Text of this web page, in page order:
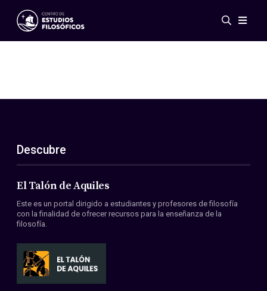
Eventos
ES
EN
Acerca de nosotros
Miembros
Convenios
Descubre
El Talón de Aquiles
Este es un portal dirigido a estudiantes y profesores de filosofía
con la finalidad de ofrecer recursos para la enseñanza de la
filosofía.